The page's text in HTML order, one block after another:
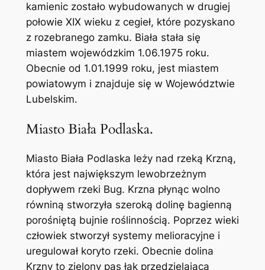
kamienic zostało wybudowanych w drugiej
połowie XIX wieku z cegieł, które pozyskano
z rozebranego zamku. Biała stała się
miastem wojewódzkim 1.06.1975 roku.
Obecnie od 1.01.1999 roku, jest miastem
powiatowym i znajduje się w Województwie
Lubelskim.
Miasto Biała Podlaska.
Miasto Biała Podlaska leży nad rzeką Krzną,
która jest największym lewobrzeżnym
dopływem rzeki Bug. Krzna płynąc wolno
równiną stworzyła szeroką dolinę bagienną
porośniętą bujnie roślinnością. Poprzez wieki
człowiek stworzył systemy melioracyjne i
uregulował koryto rzeki. Obecnie dolina
Krzny to zielony pas łąk przedzielająca